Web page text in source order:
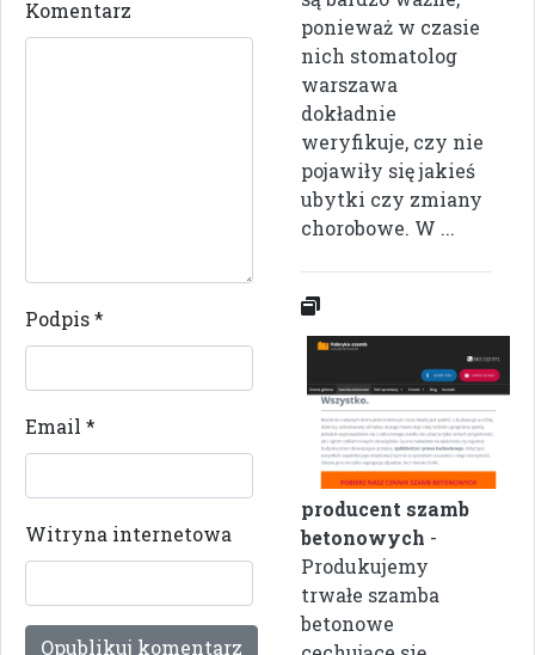
Komentarz
Podpis*
Email *
Witryna internetowa
ponieważ w czasie
nich stomatolog
warszawa
dokładnie
weryfikuje, czy nie
pojawiły się jakieś
ubytki czy zmiany
chorobowe. W ...
producent szamb
betonowych -
Produkujemy
trwałe szamba
betonowe